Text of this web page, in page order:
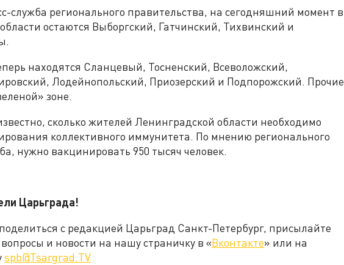
служба регионального правительства, на сегодняшний момент в
остаются Выборгский, Гатчинский, Тихвинский и
находятся Сланцевый, Тосненский, Всеволожский,
Лодейнопольский, Приозерский и Подпорожский. Прочие
зоне.
сколько жителей Ленинградской области необходимо
коллективного иммунитета. По мнению регионального
нужно вакцинировать 950 тысяч человек.
Царьграда!
с редакцией Царьград Санкт-Петербург, присылайте
и новости на нашу страничку в «Вконтакте» или на
spb@Tsargrad.TV